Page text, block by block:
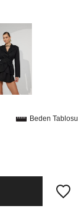
Beden Tablosu